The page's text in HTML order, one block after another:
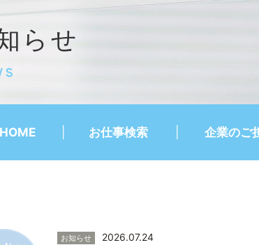
らせ
HOME お仕事検索 企業のご
お知らせ 2026.07.24